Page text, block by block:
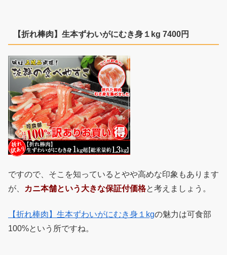
【折れ棒肉】生本ずわいがにむき身１kg 7400円
ですので、そこを知っているとやや高めな印象もあります
が、 カニ本舗という大きな保証付価格と考えましょう。
【折れ棒肉】生本ずわいがにむき身１kgの魅力は可食部
100%という所ですね。